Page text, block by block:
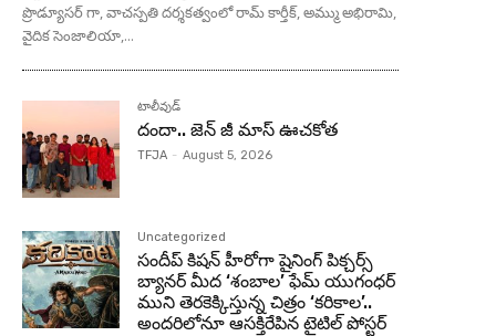
ప్రొడ్యూసర్ గా, వాచస్పతి దర్శకత్వంలో రామ్ కార్తీక్, అమ్ము అభిరామి,
వైదిక సెంజాలియా,...
టాలీవుడ్
దందా.. జెన్ జీ మాస్ ఊచకోత
TFJA - August 5, 2026
Uncategorized
సందీప్ కిషన్ హీరోగా షైనింగ్ పిక్చర్స్
బ్యానర్ మీద ‘శంబాల’ ఫేమ్ యుగంధర్
ముని తెరకెక్కిస్తున్న చిత్రం ‘కరికాల’..
అందరిలోనూ ఆసక్తిరేపిన టైటిల్ పోస్టర్